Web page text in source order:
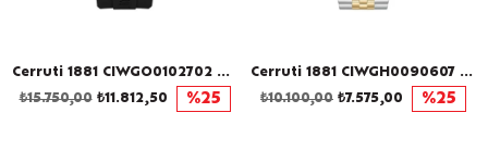
Cerruti 1881 CIWGO0102702 Erkek Kol Saati
₺11.812,50
₺15.750,00 %25
Cerruti 1881 CIWGH0090607 Erkek Kol Saati
₺7.575,00
₺10.100,00 %25